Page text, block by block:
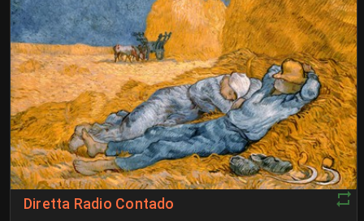
Diretta Radio Contado